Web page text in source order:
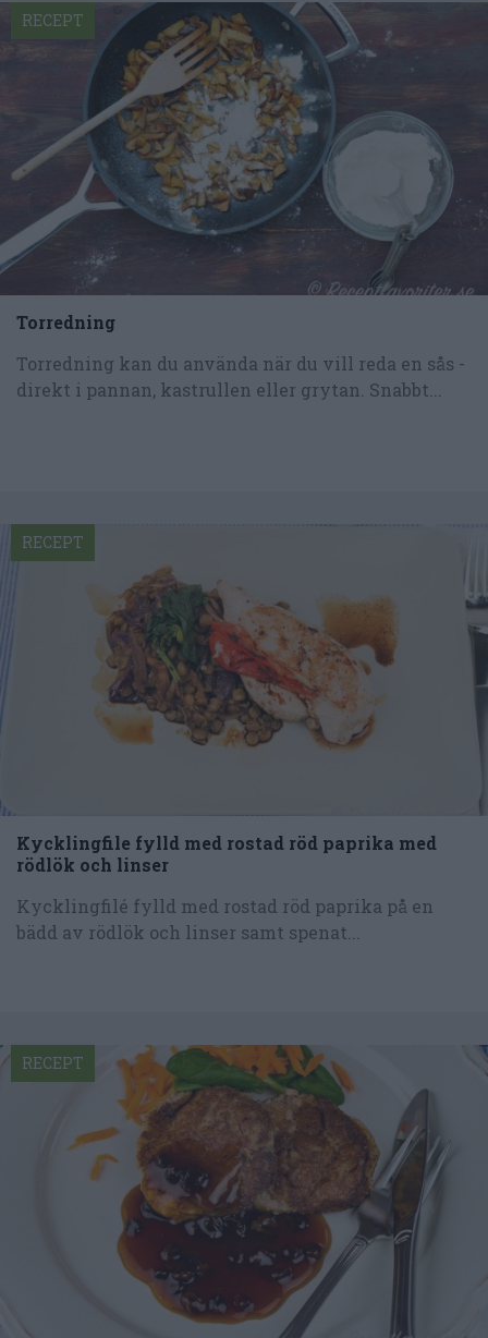
Torredning
Torredning kan du använda när du vill reda en sås -
direkt i pannan, kastrullen eller grytan. Snabbt...
RECEPT
Kycklingfile fylld med rostad röd paprika med
rödlök och linser
Kycklingfilé fylld med rostad röd paprika på en
bädd av rödlök och linser samt spenat...
RECEPT
RECEPT